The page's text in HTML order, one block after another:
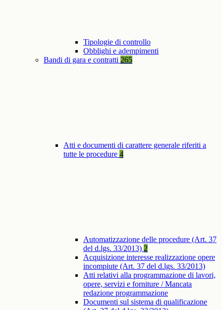
Tipologie di controllo
Obblighi e adempimenti
Bandi di gara e contratti 265
Atti e documenti di carattere generale riferiti a
tutte le procedure 4
Automatizzazione delle procedure (Art. 37
del d.lgs. 33/2013) 2
Acquisizione interesse realizzazione opere
incompiute (Art. 37 del d.lgs. 33/2013)
Atti relativi alla programmazione di lavori,
opere, servizi e forniture / Mancata
redazione programmazione
Documenti sul sistema di qualificazione